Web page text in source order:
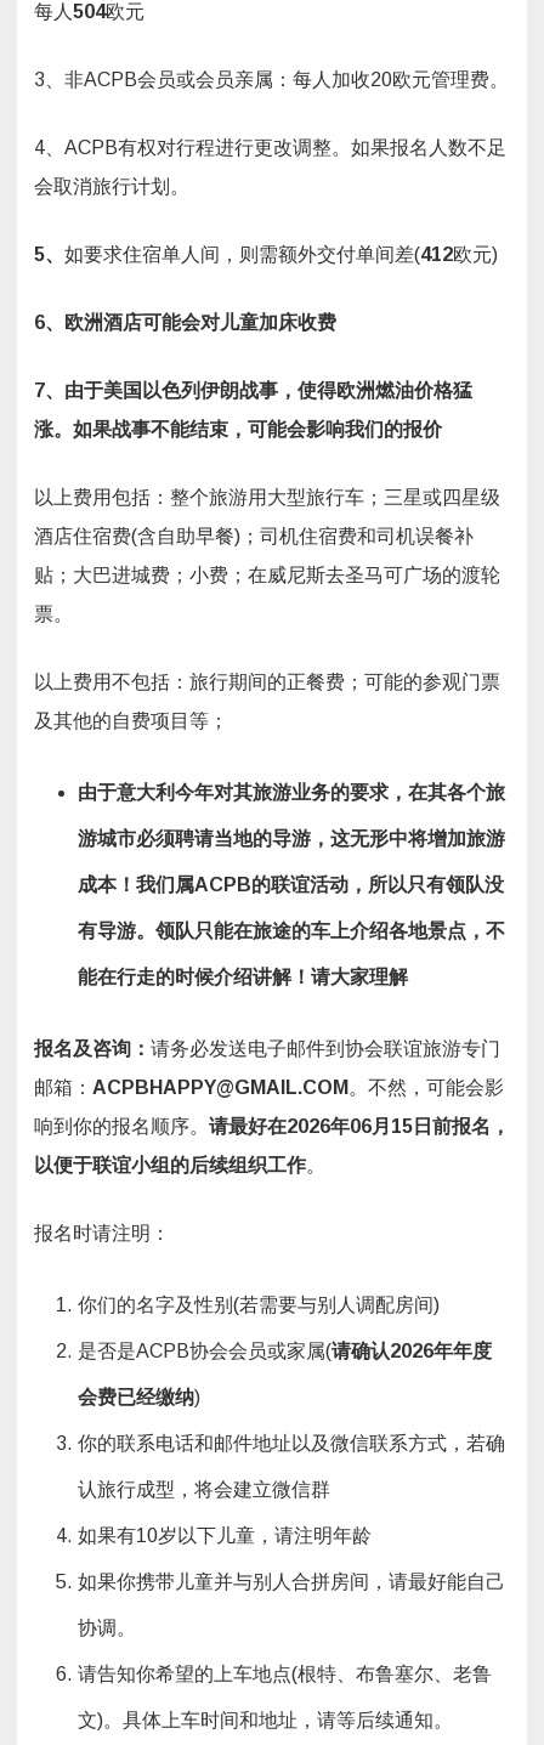
每人 504欧元
3、非ACPB会员或会员亲属：每人加收20欧元管理费。
4、ACPB有权对行程进行更改调整。如果报名人数不足
会取消旅行计划。
5、 如要求住宿单人间，则需额外交付单间差(412欧元)
6、 欧洲酒店可能会对儿童加床收费
7、 由于美国以色列伊朗战事，使得欧洲燃油价格猛
涨。如果战事不能结束，可能会影响我们的报价
以上费用包括：整个旅游用大型旅行车；三星或四星级
酒店住宿费(含自助早餐)；司机住宿费和司机误餐补
贴；大巴进城费；小费；在威尼斯去圣马可广场的渡轮
票。
以上费用不包括：旅行期间的正餐费；可能的参观门票
及其他的自费项目等；
由于意大利今年对其旅游业务的要求，在其各个旅
游城市必须聘请当地的导游，这无形中将增加旅游
成本！我们属ACPB的联谊活动，所以只有领队没
有导游。领队只能在旅途的车上介绍各地景点，不
能在行走的时候介绍讲解！请大家理解
报名及咨询 ： 请务必发送电子邮件到协会联谊旅游专门
邮箱： ACPBHAPPY@GMAIL.COM 。不然，可能会影
响到你的报名顺序。 请最好在2026年06月 15 日前报名，
以便于联谊小组的后续组织工作。
报名时请注明：
你们的名字及性别(若需要与别人调配房间)
是否是ACPB协会会员或家属(请确认2026年年度
会费已经缴纳)
你的联系电话和邮件地址以及微信联系方式，若确
认旅行成型，将会建立微信群
如果有10岁以下儿童，请注明年龄
如果你携带儿童并与别人合拼房间，请最好能自己
协调。
请告知你希望的上车地点(根特、布鲁塞尔、老鲁
文)。具体上车时间和地址，请等后续通知。